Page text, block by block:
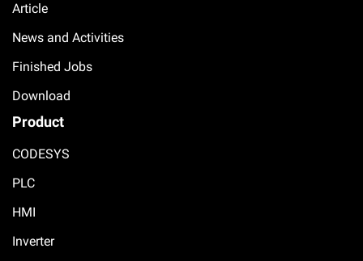
Article
News and Activities
Finished Jobs
Download
Product
CODESYS
PLC
HMI
Inverter